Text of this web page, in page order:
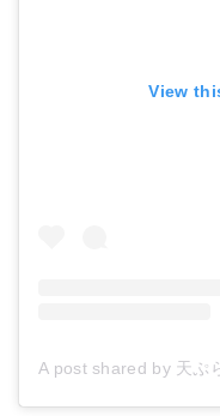
View
A post shared by 天ぷ